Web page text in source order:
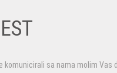
komunicirali sa nama molim Vas